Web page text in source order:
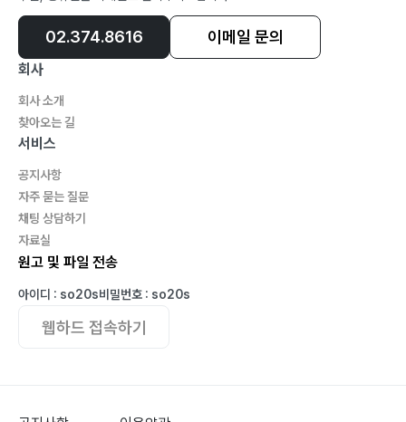
02.374.8616 이메일 문의
회사
회사 소개
찾아오는 길
서비스
공지사항
자주 묻는 질문
채팅 상담하기
자료실
원고 및 파일 전송
아이디 : so20s비밀번호 : so20s
웹하드 접속하기